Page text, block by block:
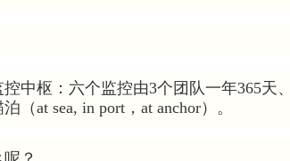
中枢：六个监控由3个团队一年365天
（at sea, in port，at anchor）。